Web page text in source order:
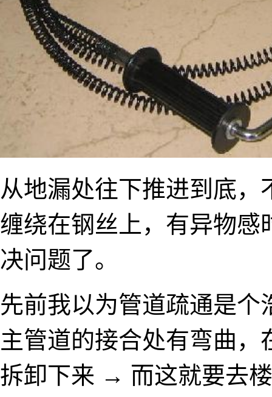
从地漏处往下推进到底
缠绕在钢丝上，有异物感
决问题了。
先前我以为管道疏通是
主管道的接合处有弯曲
拆卸下来 → 而这就要去